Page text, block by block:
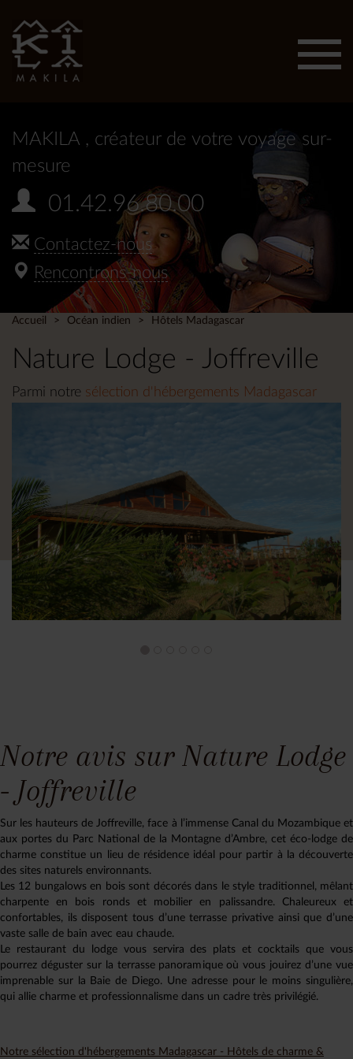
MAKILA , créateur de votre voyage sur-
mesure
01.42.96.80.00
Contactez-nous
Rencontrons-nous
Accueil Océan indien Hôtels Madagascar
Nature Lodge - Joffreville
Parmi notre sélection d'hébergements Madagascar
Notre avis sur Nature Lodge
- Joffreville
Sur les hauteurs de Joffreville, face à l’immense Canal du Mozambique et
aux portes du Parc National de la Montagne d’Ambre, cet éco-lodge de
charme constitue un lieu de résidence idéal pour partir à la découverte
des sites naturels environnants.
Les 12 bungalows en bois sont décorés dans le style traditionnel, mêlant
charpente en bois ronds et mobilier en palissandre. Chaleureux et
confortables, ils disposent tous d’une terrasse privative ainsi que d’une
vaste salle de bain avec eau chaude.
Le restaurant du lodge vous servira des plats et cocktails que vous
pourrez déguster sur la terrasse panoramique où vous jouirez d’une vue
imprenable sur la Baie de Diego. Une adresse pour le moins singulière,
qui allie charme et professionnalisme dans un cadre très privilégié.
Notre sélection d'hébergements Madagascar - Hôtels de charme &